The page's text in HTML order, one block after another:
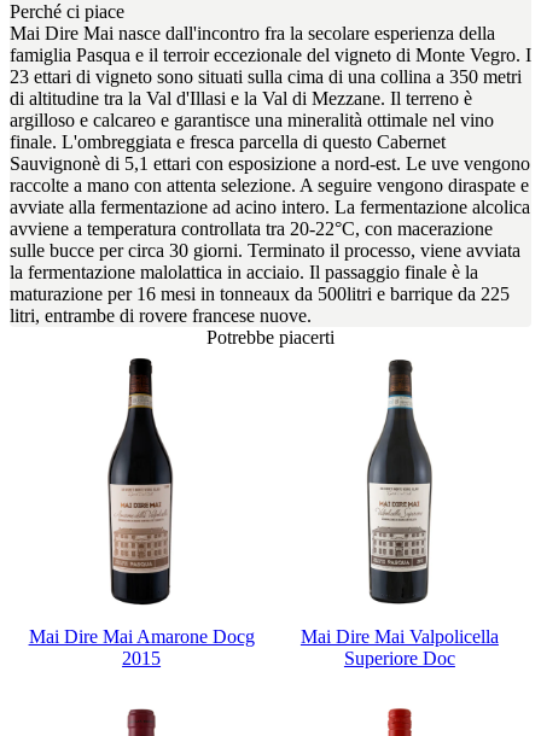
Perché ci piace
Mai Dire Mai nasce dall'incontro fra la secolare esperienza della
famiglia Pasqua e il terroir eccezionale del vigneto di Monte Vegro. I
23 ettari di vigneto sono situati sulla cima di una collina a 350 metri
di altitudine tra la Val d'Illasi e la Val di Mezzane. Il terreno è
argilloso e calcareo e garantisce una mineralità ottimale nel vino
finale. L'ombreggiata e fresca parcella di questo Cabernet
Sauvignonè di 5,1 ettari con esposizione a nord-est. Le uve vengono
raccolte a mano con attenta selezione. A seguire vengono diraspate e
avviate alla fermentazione ad acino intero. La fermentazione alcolica
avviene a temperatura controllata tra 20-22°C, con macerazione
sulle bucce per circa 30 giorni. Terminato il processo, viene avviata
la fermentazione malolattica in acciaio. Il passaggio finale è la
maturazione per 16 mesi in tonneaux da 500litri e barrique da 225
litri, entrambe di rovere francese nuove.
Potrebbe piacerti
Mai Dire Mai Amarone Docg
2015
Mai Dire Mai Valpolicella
Superiore Doc